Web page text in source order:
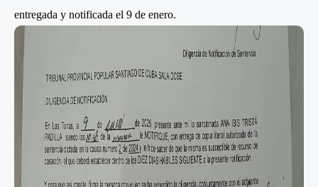
entregada y notificada el 9 de enero.